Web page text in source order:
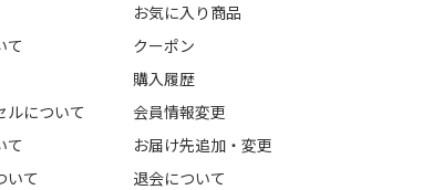
て
ルについて
て
いて
お気に入り商品
クーポン
購入履歴
会員情報変更
お届け先追加・変更
退会について